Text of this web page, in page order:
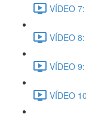
VÍDEO
VÍDEO
VÍDEO
VÍDEO